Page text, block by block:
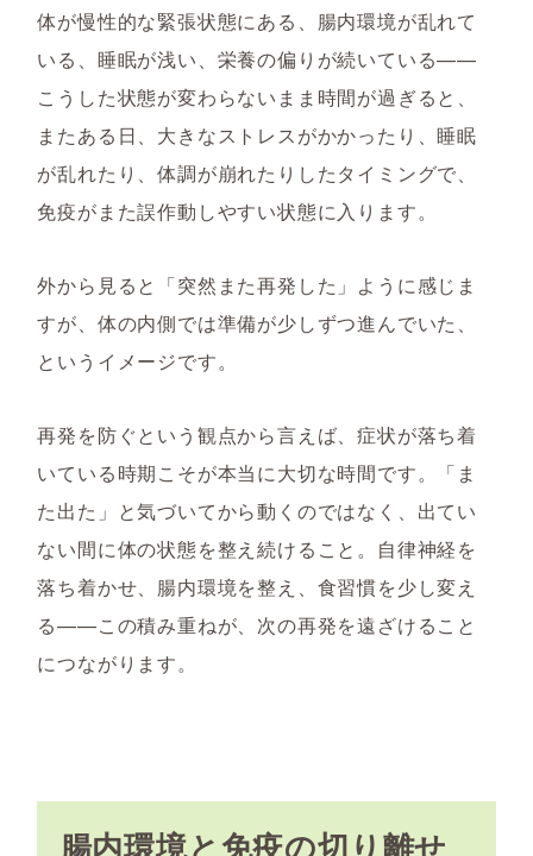
体が慢性的な緊張状態にある、腸内環境が乱れて
いる、睡眠が浅い、栄養の偏りが続いている——
こうした状態が変わらないまま時間が過ぎると、
またある日、大きなストレスがかかったり、睡眠
が乱れたり、体調が崩れたりしたタイミングで、
免疫がまた誤作動しやすい状態に入ります。
外から見ると「突然また再発した」ように感じま
すが、体の内側では準備が少しずつ進んでいた、
というイメージです。
再発を防ぐという観点から言えば、症状が落ち着
いている時期こそが本当に大切な時間です。「ま
た出た」と気づいてから動くのではなく、出てい
ない間に体の状態を整え続けること。自律神経を
落ち着かせ、腸内環境を整え、食習慣を少し変え
る——この積み重ねが、次の再発を遠ざけること
につながります。
腸内環境と免疫の切り離せ